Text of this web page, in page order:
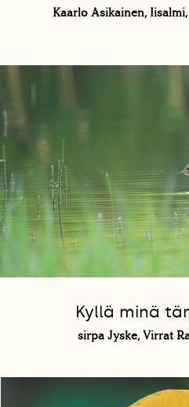
Kaarlo Asikainen,
Kyllä minä
sirpa Jyske, Virrat